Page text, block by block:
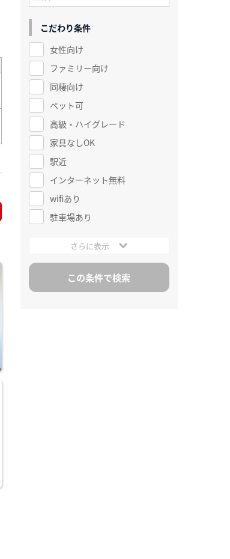
こだわり条件
女性向け
ファミリー向け
同棲向け
ペット可
高級・ハイグレード
家具なしOK
駅近
インターネット無料
wifiあり
駐車場あり
さらに表示